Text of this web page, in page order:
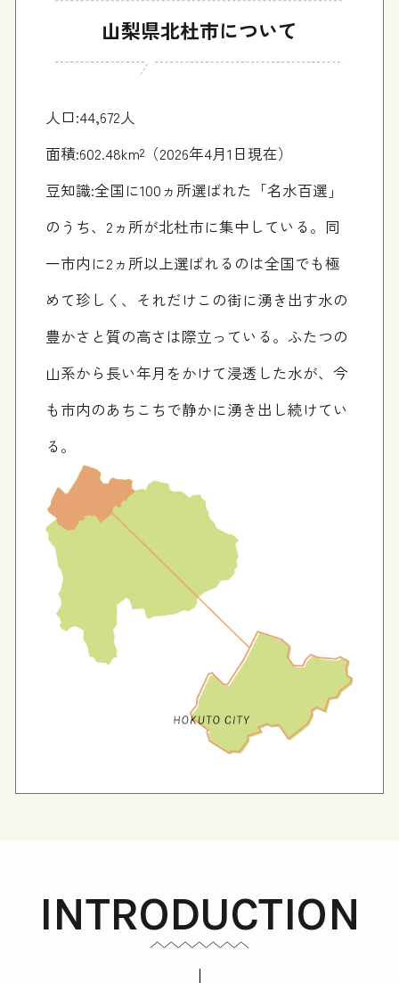
山梨県北杜市について
人口:44,672人
面積:602.48km²（2026年4月1日現在）
豆知識:全国に100ヵ所選ばれた「名水百選」
のうち、2ヵ所が北杜市に集中している。同
一市内に2ヵ所以上選ばれるのは全国でも極
めて珍しく、それだけこの街に湧き出す水の
豊かさと質の高さは際立っている。ふたつの
山系から長い年月をかけて浸透した水が、今
も市内のあちこちで静かに湧き出し続けてい
る。
INTRODUCTION